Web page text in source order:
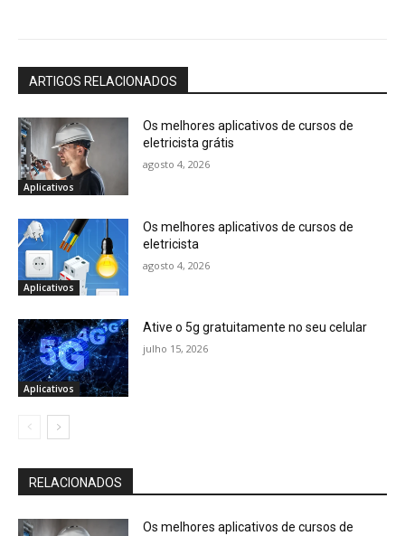
ARTIGOS RELACIONADOS
Aplicativos
Os melhores aplicativos de cursos de
eletricista grátis
agosto 4, 2026
Aplicativos
Os melhores aplicativos de cursos de
eletricista
agosto 4, 2026
Aplicativos
Ative o 5g gratuitamente no seu celular
julho 15, 2026
RELACIONADOS
Os melhores aplicativos de cursos de